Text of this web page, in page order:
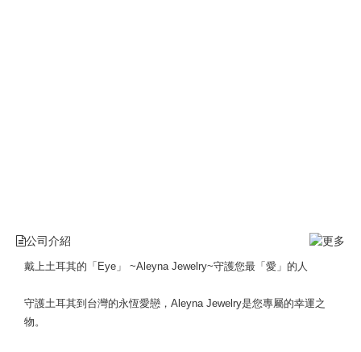
公司介紹
戴上土耳其的「Eye」 ~Aleyna Jewelry~守護您最「愛」的人
守護土耳其到台灣的永恆愛戀，Aleyna Jewelry是您專屬的幸運之
物。